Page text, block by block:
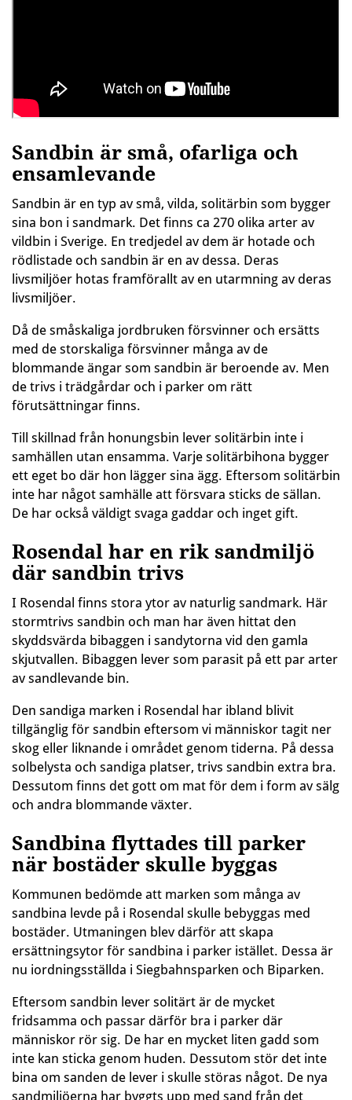
Sandbin är små, ofarliga och
ensamlevande
Sandbin är en typ av små, vilda, solitärbin som bygger
sina bon i sandmark. Det finns ca 270 olika arter av
vildbin i Sverige. En tredjedel av dem är hotade och
rödlistade och sandbin är en av dessa. Deras
livsmiljöer hotas framförallt av en utarmning av deras
livsmiljöer.
Då de småskaliga jordbruken försvinner och ersätts
med de storskaliga försvinner många av de
blommande ängar som sandbin är beroende av. Men
de trivs i trädgårdar och i parker om rätt
förutsättningar finns.
Till skillnad från honungsbin lever solitärbin inte i
samhällen utan ensamma. Varje solitärbihona bygger
ett eget bo där hon lägger sina ägg. Eftersom solitärbin
inte har något samhälle att försvara sticks de sällan.
De har också väldigt svaga gaddar och inget gift.
Rosendal har en rik sandmiljö
där sandbin trivs
I Rosendal finns stora ytor av naturlig sandmark. Här
stormtrivs sandbin och man har även hittat den
skyddsvärda bibaggen i sandytorna vid den gamla
skjutvallen. Bibaggen lever som parasit på ett par arter
av sandlevande bin.
Den sandiga marken i Rosendal har ibland blivit
tillgänglig för sandbin eftersom vi människor tagit ner
skog eller liknande i området genom tiderna. På dessa
solbelysta och sandiga platser, trivs sandbin extra bra.
Dessutom finns det gott om mat för dem i form av sälg
och andra blommande växter.
Sandbina flyttades till parker
när bostäder skulle byggas
Kommunen bedömde att marken som många av
sandbina levde på i Rosendal skulle bebyggas med
bostäder. Utmaningen blev därför att skapa
ersättningsytor för sandbina i parker istället. Dessa är
nu iordningsställda i Siegbahnsparken och Biparken.
Eftersom sandbin lever solitärt är de mycket
fridsamma och passar därför bra i parker där
människor rör sig. De har en mycket liten gadd som
inte kan sticka genom huden. Dessutom stör det inte
bina om sanden de lever i skulle störas något. De nya
sandmiljöerna har byggts upp med sand från det